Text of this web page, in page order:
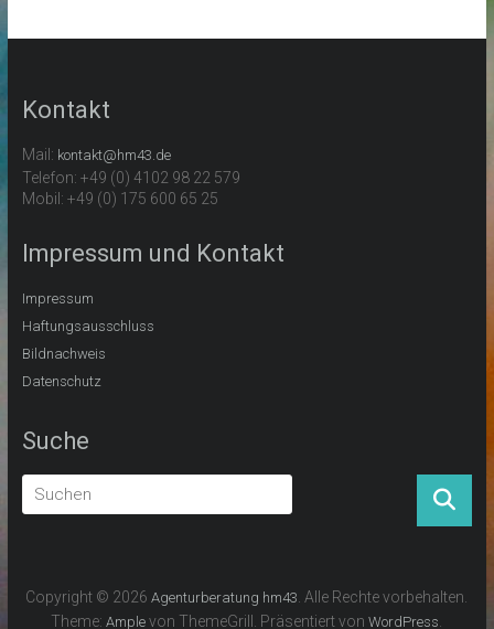
Kontakt
Mail: kontakt@hm43.de
Telefon: +49 (0) 4102 98 22 579
Mobil: +49 (0) 175 600 65 25
Impressum und Kontakt
Impressum
Haftungsausschluss
Bildnachweis
Datenschutz
Suche
Copyright © 2026Agenturberatung hm43 . Alle Rechte vorbehalten.
Theme:Ample von ThemeGrill. Präsentiert vonWordPress